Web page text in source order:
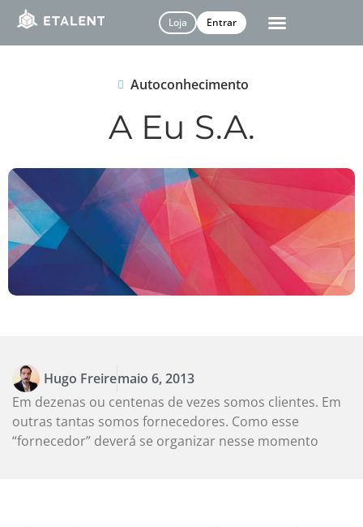
Loja Entrar
Autoconhecimento
A Eu S.A.
Hugo Freiremaio 6, 2013
Em dezenas ou centenas de vezes somos clientes. Em
outras tantas somos fornecedores. Como esse
“fornecedor” deverá se organizar nesse momento